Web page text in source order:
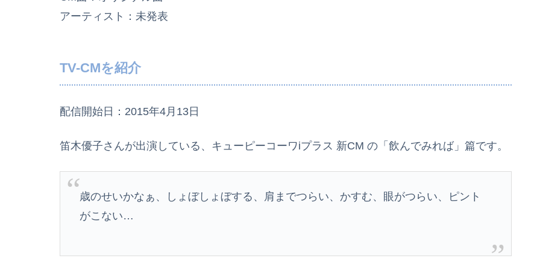
アーティスト：未発表
TV-CMを紹介
配信開始日：2015年4月13日
笛木優子さんが出演している、キューピーコーワiプラス 新CM の「飲んでみれば」篇です。
歳のせいかなぁ、しょぼしょぼする、肩までつらい、かすむ、眼がつらい、ピント
がこない…